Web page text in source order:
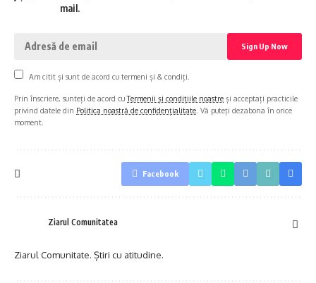
mail.
Am citit și sunt de acord cu termeni și & condiți.
Prin înscriere, sunteți de acord cuTermenii și condițiile noastre și acceptați practicile
privind datele din Politica noastră de confidențialitate . Vă puteți dezabona în orice
moment.
Facebook
Ziarul Comunitatea
Ziarul Comunitate. Știri cu atitudine.